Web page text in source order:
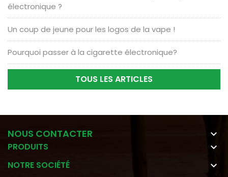
électronique ?
Un coup de jeune pour les logos de la vape !
Pourquoi passer à la cigarette électronique?
TOUS LES ARTICLES
NOUS CONTACTER 
PRODUITS 
NOTRE SOCIÉTÉ 